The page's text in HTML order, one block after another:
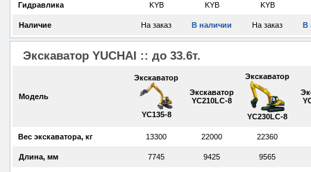
Гидравлика KYB KYB KYB
Наличие На заказ В наличии На заказ В
Экскаватор YUCHAI :: до 33.6т.
Модель
Экскаватор
YC135-8
Экскаватор
YC210LC-8
Экскаватор
YC230LC-8
Вес экскаватора, кг 13300 22000 22360
Длина, мм 7745 9425 9565